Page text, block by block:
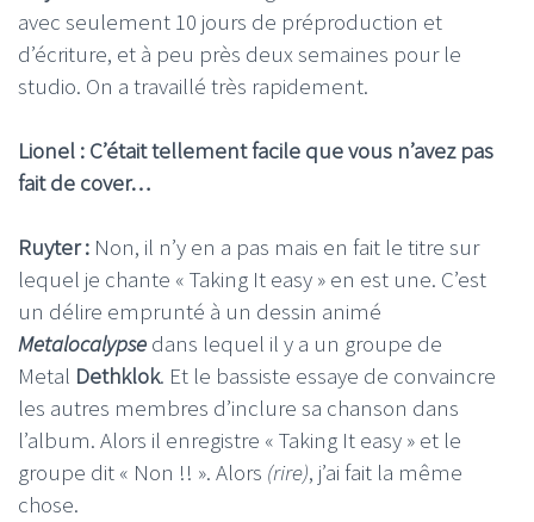
avec seulement 10 jours de préproduction et
d’écriture, et à peu près deux semaines pour le
studio. On a travaillé très rapidement.
Lionel : C’était tellement facile que vous n’avez pas
fait de cover…
Ruyter : Non, il n’y en a pas mais en fait le titre sur
lequel je chante « Taking It easy » en est une. C’est
un délire emprunté à un dessin animé
Metalocalypse dans lequel il y a un groupe de
Metal Dethklok. Et le bassiste essaye de convaincre
les autres membres d’inclure sa chanson dans
l’album. Alors il enregistre « Taking It easy » et le
groupe dit « Non !! ». Alors (rire), j’ai fait la même
chose.